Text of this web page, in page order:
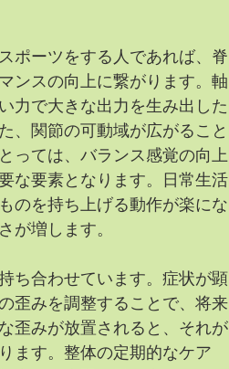
ポーツをする人であれば、脊
ンスの向上に繋がります。軸
力で大きな出力を生み出した
、関節の可動域が広がること
っては、バランス感覚の向上
な要素となります。日常生活
のを持ち上げる動作が楽にな
が増します。
ち合わせています。症状が顕
歪みを調整することで、将来
歪みが放置されると、それが
ます。整体の定期的なケア